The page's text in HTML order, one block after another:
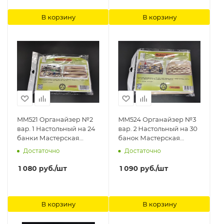
В корзину В корзину
MM521 Органайзер №2
вар. 1 Настольный на 24
банки Мастерская
Мажор Моделс
Достаточно
1 080 руб./шт
В корзину
MM524 Органайзер №3
вар. 2 Настольный на 30
банок Мастерская
Мажор Моделс
Достаточно
1 090 руб./шт
В корзину